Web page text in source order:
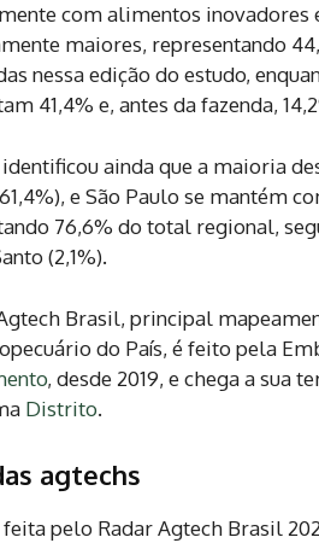
com alimentos inovadores
maiores, representando
nessa edição do estudo,
41,4% e, antes da fazenda,
ainda que a maioria
e São Paulo se mantém
76,6% do total regional,
(2,1%).
Brasil, principal
do País, é feito pela
, desde 2019, e chega a sua
Distrito.
agtechs
pelo Radar Agtech Brasil